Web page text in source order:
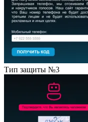
Тип защиты №3